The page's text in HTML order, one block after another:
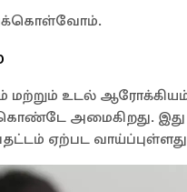
மற்றும் உடல்
அமைகிறது. இது
ஏற்பட